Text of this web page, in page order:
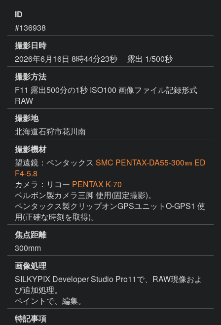
ID
#136938
撮影日時
2026年6月16日 8時44分23秒
露出 1/500秒
撮影方法
F11 露出500分の1秒 ISO100 画像ファイル記録形式
RAW
撮影地
北海道石狩市花川南
撮影機材
望遠鏡：ペンタックス SMC PENTAX-DA55-300㎜ ED
F4-5.8
カメラ：リコー PENTAX K-70
ベルボン製カメラ三脚 使用(固定撮影)。
ペンタックス製クリップオンGPSユニットO-GPS1 使
用(正確な時刻を取得)。
焦点距離
300mm
画像処理
SILKYPIX Developer Studio Pro11で、RAW現像およ
び追加処理。
ペイントで、編集。
特記事項